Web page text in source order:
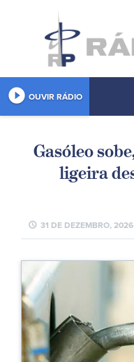
play_circle_filled OUVIR RÁDIO
Gasóleo
ligeira
schedule 31 DE DEZEMBRO, 2026